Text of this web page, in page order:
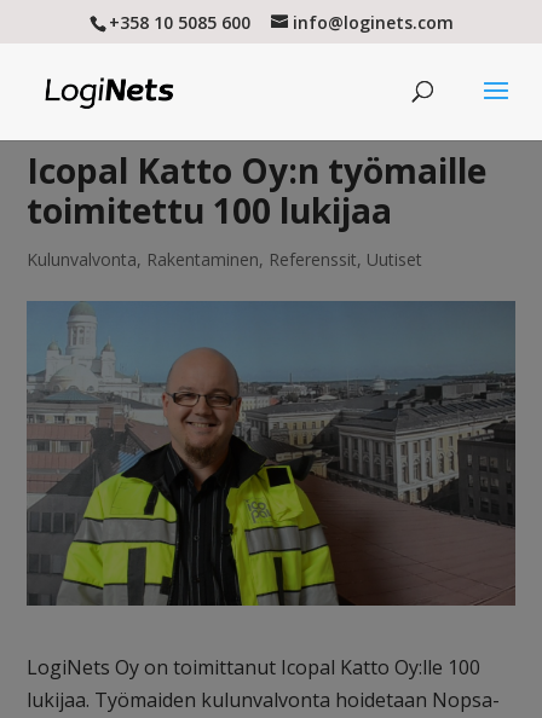
+358 10 5085 600 info@loginets.com
Icopal Katto Oy:n työmaille
toimitettu 100 lukijaa
Kulunvalvonta, Rakentaminen, Referenssit, Uutiset
LogiNets Oy on toimittanut Icopal Katto Oy:lle 100
lukijaa. Työmaiden kulunvalvonta hoidetaan Nopsa-